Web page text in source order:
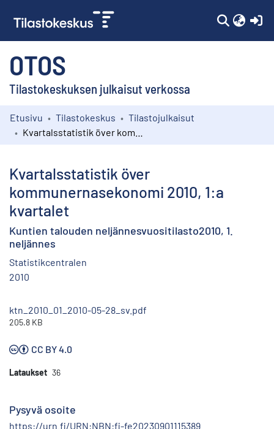
OTOS
Tilastokeskuksen julkaisut verkossa
Kokoelmat
Etusivu Tilastokeskus
Tilastojulkaisut
Kvartalsstatistik över
kommunernasekonomi 2010, 1:a
kvartalet
Kuntien talouden neljännesvuositilasto2010, 1.
neljännes
Statistikcentralen
2010
ktn_2010_01_2010-05-28_sv.pdf
205.8 KB
CC BY 4.0
Lataukset 36
Pysyvä osoite
https://urn.fi/URN:NBN:fi-fe20230901115389